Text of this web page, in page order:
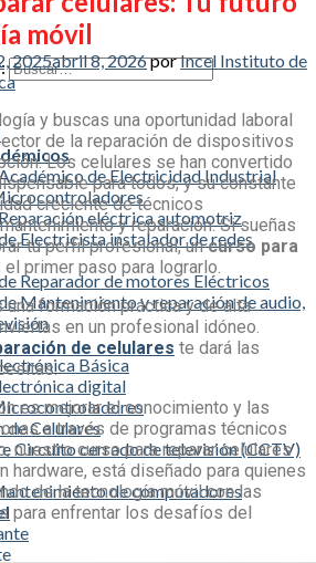
de Electricidad Industrial
eléctrica automotriz
Electricista instalador de redes
Reparador de motores Eléctricos
Mantenimiento y reparación de audio,
Básica
digital
de Celulares
Circuito cerrado de televisión (CCTV)
de computadores
móvil
2025abril 8, 2026porIncel Instituto de
y buscas una oportunidad laboral
de la reparación de dispositivos
Los celulares se han convertido
para todos, y su constante
creciente de técnicos
y reparación. Si sueñas
tu perfil profesional, un curso para
primer paso para lograrlo.
formación práctica y de alta
en un profesional idóneo.
de celulares te dará las
es mejorar el conocimiento y las
a través de programas técnicos
nuestrocurso para reparar celulares
hardware, está diseñado para quienes
de la tecnología móvil con las
para enfrentar los desafíos del